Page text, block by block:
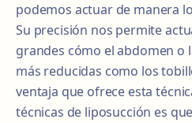
podemos actuar de manera
Su precisión nos permite
grandes cómo el abdomen o
más reducidas como los
ventaja que ofrece esta
técnicas de liposucción es